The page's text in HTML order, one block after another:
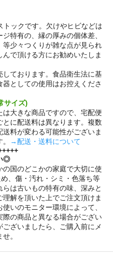
トックです。欠けやヒビなどは
特有の、縁の厚みの個体差、
少々つくりが雑な点が見られ
で頂ける方にお勧めいたしま
ております。食品衛生法に基
としての使用はお控えくださ
サイズ)
大きな商品ですので、宅配便
に配送料は異なります。複数
料が変わる可能性がございま
→配送・送料について
◎
国のどこかの家庭で大切に使
、傷・汚れ・シミ・色落ち等
は古いもの特有の味、深みと
解を頂いた上でご注文頂けま
いのモニター環境によって、
の商品と異なる場合がござい
ざいましたら、ご購入前にメ
。